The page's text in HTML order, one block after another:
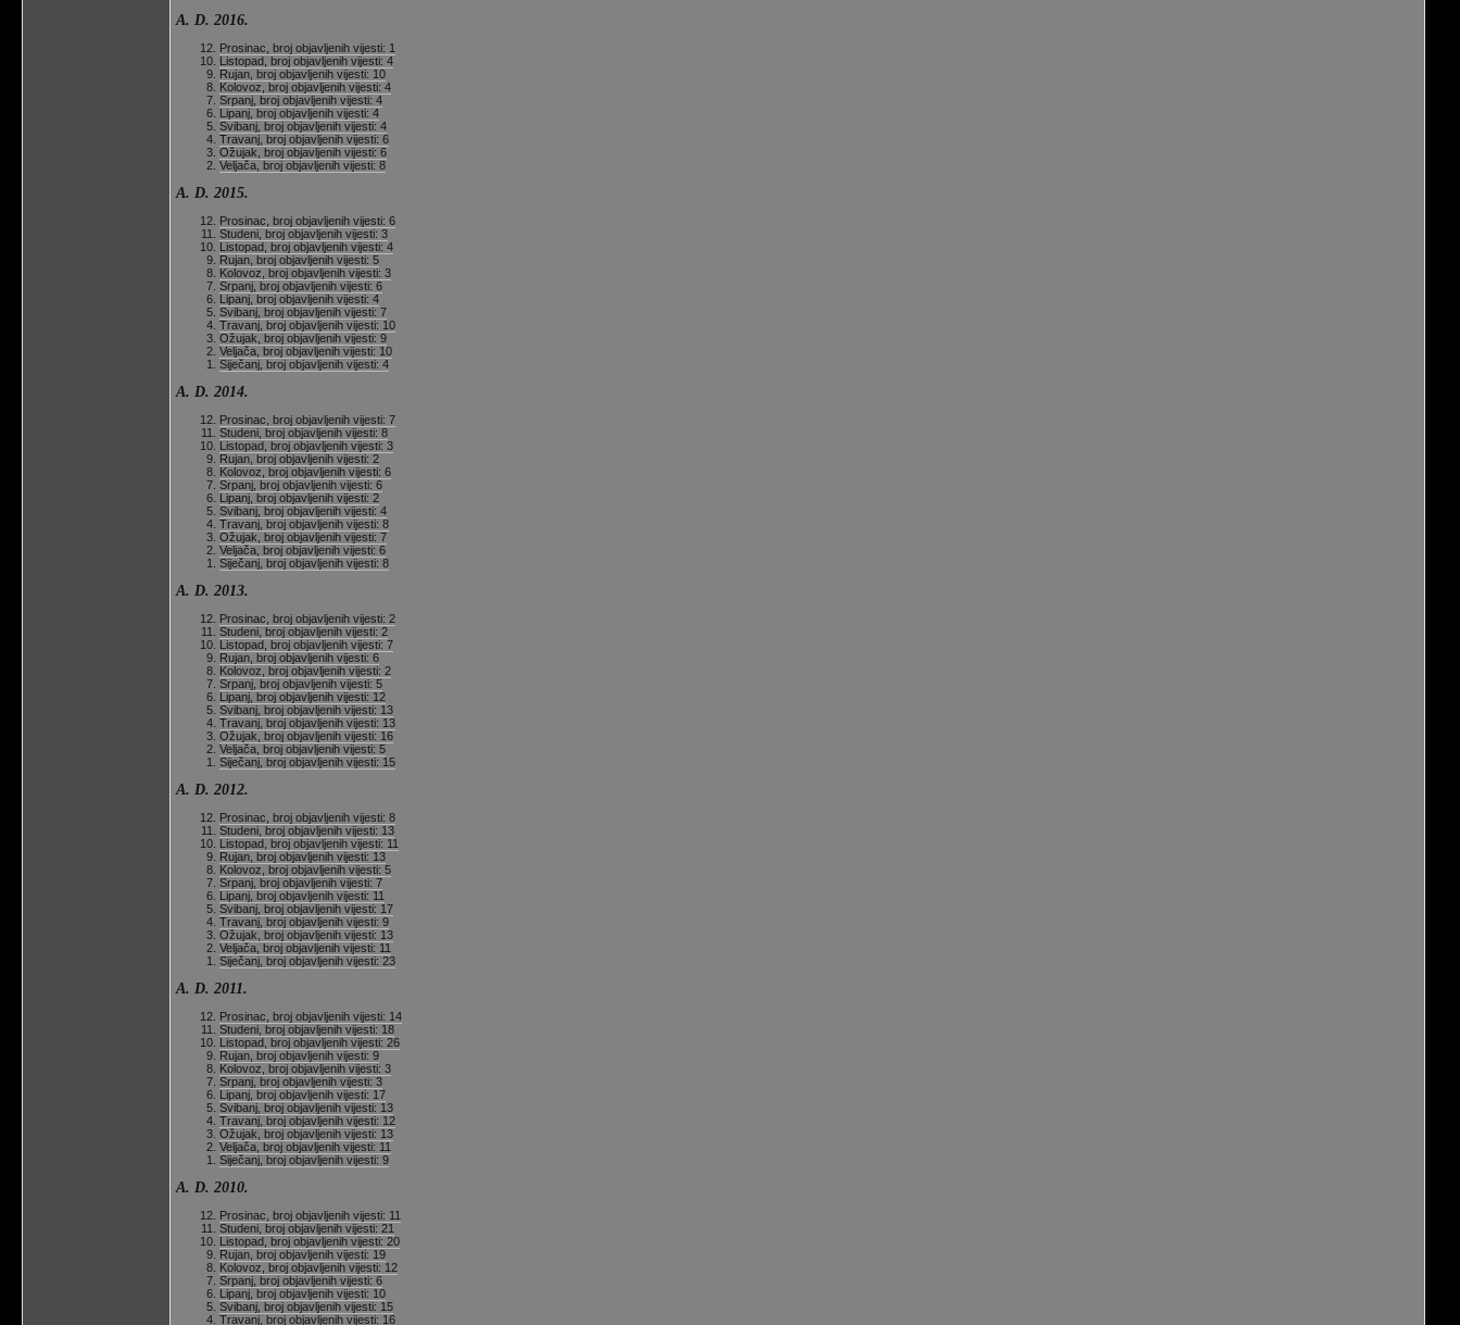
A. D. 2016.
Prosinac, broj objavljenih vijesti: 1
Listopad, broj objavljenih vijesti: 4
Rujan, broj objavljenih vijesti: 10
Kolovoz, broj objavljenih vijesti: 4
Srpanj, broj objavljenih vijesti: 4
Lipanj, broj objavljenih vijesti: 4
Svibanj, broj objavljenih vijesti: 4
Travanj, broj objavljenih vijesti: 6
Ožujak, broj objavljenih vijesti: 6
Veljača, broj objavljenih vijesti: 8
A. D. 2015.
Prosinac, broj objavljenih vijesti: 6
Studeni, broj objavljenih vijesti: 3
Listopad, broj objavljenih vijesti: 4
Rujan, broj objavljenih vijesti: 5
Kolovoz, broj objavljenih vijesti: 3
Srpanj, broj objavljenih vijesti: 6
Lipanj, broj objavljenih vijesti: 4
Svibanj, broj objavljenih vijesti: 7
Travanj, broj objavljenih vijesti: 10
Ožujak, broj objavljenih vijesti: 9
Veljača, broj objavljenih vijesti: 10
Siječanj, broj objavljenih vijesti: 4
A. D. 2014.
Prosinac, broj objavljenih vijesti: 7
Studeni, broj objavljenih vijesti: 8
Listopad, broj objavljenih vijesti: 3
Rujan, broj objavljenih vijesti: 2
Kolovoz, broj objavljenih vijesti: 6
Srpanj, broj objavljenih vijesti: 6
Lipanj, broj objavljenih vijesti: 2
Svibanj, broj objavljenih vijesti: 4
Travanj, broj objavljenih vijesti: 8
Ožujak, broj objavljenih vijesti: 7
Veljača, broj objavljenih vijesti: 6
Siječanj, broj objavljenih vijesti: 8
A. D. 2013.
Prosinac, broj objavljenih vijesti: 2
Studeni, broj objavljenih vijesti: 2
Listopad, broj objavljenih vijesti: 7
Rujan, broj objavljenih vijesti: 6
Kolovoz, broj objavljenih vijesti: 2
Srpanj, broj objavljenih vijesti: 5
Lipanj, broj objavljenih vijesti: 12
Svibanj, broj objavljenih vijesti: 13
Travanj, broj objavljenih vijesti: 13
Ožujak, broj objavljenih vijesti: 16
Veljača, broj objavljenih vijesti: 5
Siječanj, broj objavljenih vijesti: 15
A. D. 2012.
Prosinac, broj objavljenih vijesti: 8
Studeni, broj objavljenih vijesti: 13
Listopad, broj objavljenih vijesti: 11
Rujan, broj objavljenih vijesti: 13
Kolovoz, broj objavljenih vijesti: 5
Srpanj, broj objavljenih vijesti: 7
Lipanj, broj objavljenih vijesti: 11
Svibanj, broj objavljenih vijesti: 17
Travanj, broj objavljenih vijesti: 9
Ožujak, broj objavljenih vijesti: 13
Veljača, broj objavljenih vijesti: 11
Siječanj, broj objavljenih vijesti: 23
A. D. 2011.
Prosinac, broj objavljenih vijesti: 14
Studeni, broj objavljenih vijesti: 18
Listopad, broj objavljenih vijesti: 26
Rujan, broj objavljenih vijesti: 9
Kolovoz, broj objavljenih vijesti: 3
Srpanj, broj objavljenih vijesti: 3
Lipanj, broj objavljenih vijesti: 17
Svibanj, broj objavljenih vijesti: 13
Travanj, broj objavljenih vijesti: 12
Ožujak, broj objavljenih vijesti: 13
Veljača, broj objavljenih vijesti: 11
Siječanj, broj objavljenih vijesti: 9
A. D. 2010.
Prosinac, broj objavljenih vijesti: 11
Studeni, broj objavljenih vijesti: 21
Listopad, broj objavljenih vijesti: 20
Rujan, broj objavljenih vijesti: 19
Kolovoz, broj objavljenih vijesti: 12
Srpanj, broj objavljenih vijesti: 6
Lipanj, broj objavljenih vijesti: 10
Svibanj, broj objavljenih vijesti: 15
Travanj, broj objavljenih vijesti: 16